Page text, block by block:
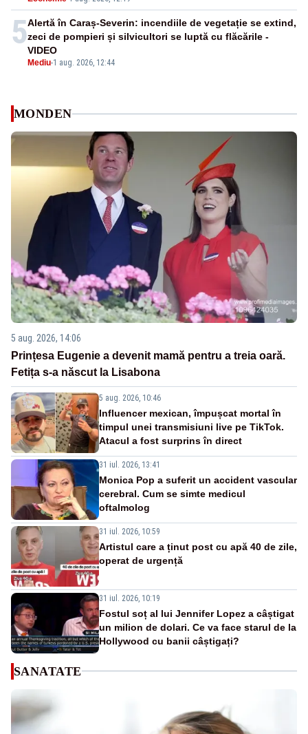
5
Mediu-1 aug. 2026, 12:44
Alertă în Caraș-Severin: incendiile de vegetație se extind,
zeci de pompieri și silvicultori se luptă cu flăcările -
VIDEO
MONDEN
5 aug. 2026, 14:06
Prințesa Eugenie a devenit mamă pentru a treia oară.
Fetița s-a născut la Lisabona
5 aug. 2026, 10:46
Influencer mexican, împușcat mortal în
timpul unei transmisiuni live pe TikTok.
Atacul a fost surprins în direct
31 iul. 2026, 13:41
Monica Pop a suferit un accident vascular
cerebral. Cum se simte medicul
oftalmolog
31 iul. 2026, 10:59
Artistul care a ținut post cu apă 40 de zile,
operat de urgență
31 iul. 2026, 10:19
Fostul soț al lui Jennifer Lopez a câștigat
un milion de dolari. Ce va face starul de la
Hollywood cu banii câștigați?
SANATATE